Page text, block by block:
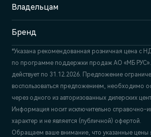
+7 (831) 214-00-68
Владельцам
Бренд
*Указана рекомендованная розничная цена c
по программе поддержки продаж АО «МБ
действует по 31.12.2026. Предложение
воспользоваться предложением, необходимо
через одного из авторизованных дилерских
Информация носит исключительно
характер и не является (публичной) офертой.
Обращаем ваше внимание, что указанные цены